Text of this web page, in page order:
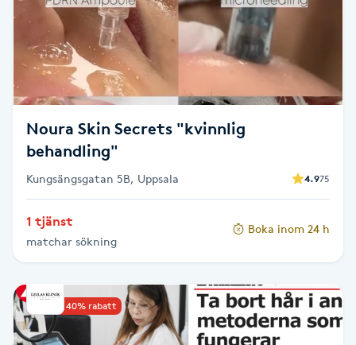
IR-massage
Japansk massage
K18
Kemisk peeling
Keratinbehandling
Kinesiologi
Noura Skin Secrets "kvinnlig
behandling"
Kungsängsgatan 5B, Uppsala 4.975
1 tjänst
matchar sökning
Boka inom 24 h
Upp till 40% rabatt